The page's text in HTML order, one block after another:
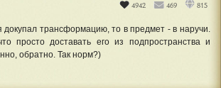
4942 469 815
докупал трансформацию, то в предмет - в наручи.
просто доставать его из подпространства и
обратно. Так норм?)